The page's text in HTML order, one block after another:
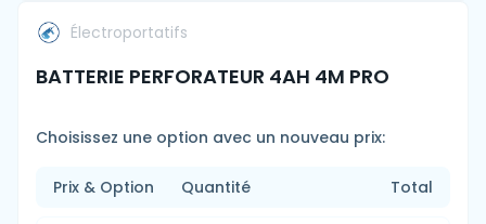
Électroportatifs
BATTERIE PERFORATEUR 4AH 4M PRO
Choisissez une option avec un nouveau prix:
Prix & Option Quantité Total